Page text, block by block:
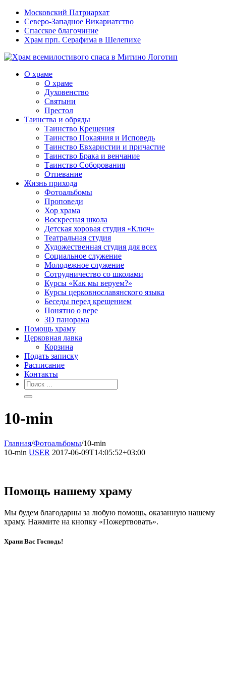
Московский Патриархат
Северо-Западное Викариатство
Спасское благочиние
Храм прп. Серафима в Шелепихе
О храме
О храме
Духовенство
Святыни
Престол
Таинства и обряды
Таинство Крещения
Таинство Покаяния и Исповедь
Таинство Евхаристии и причастие
Таинство Брака и венчание
Таинство Соборования
Отпевание
Жизнь прихода
Фотоальбомы
Проповеди
Хор храма
Воскресная школа
Детская хоровая студия «Ключ»
Театральная студия
Х​удожественная студия для всех
Социальное служение
Молодежное служение
Сотрудничество со школами
Курсы «Как мы веруем?»
Курсы церковнославянского языка
Беседы перед крещением
Понятно о вере
3D панорама
Помощь храму
Церковная лавка
Корзина
Подать записку
Расписание
Контакты
10-min
Главная/Фотоальбомы/10-min
10-min USER 2017-06-09T14:05:52+03:00
Помощь нашему храму
Мы будем благодарны за любую помощь, оказанную нашему
храму. Нажмите на кнопку «Пожертвовать».
Храни Вас Господь!